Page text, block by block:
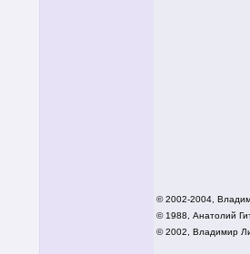
© 2002-2004,
© 1988, Анатолий
© 2002, Владимир